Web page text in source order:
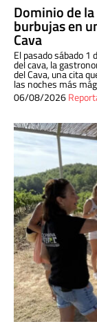
Dominio de
burbujas en
Cava
El pasado sábado 1
del cava, la
del Cava, una cita
las noches más
06/08/2026